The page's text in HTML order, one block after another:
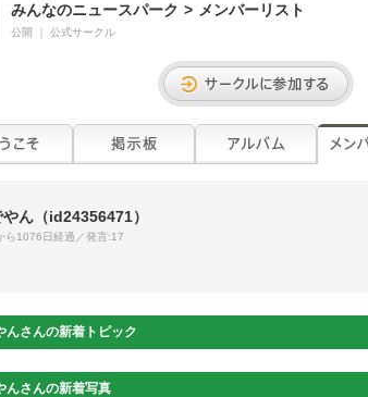
みんなのニュースパーク > メンバーリスト
公開 公式サークル
やん （id24356471）
ら1076日経過／発言:17
んさんの新着トピック
んさんの新着写真